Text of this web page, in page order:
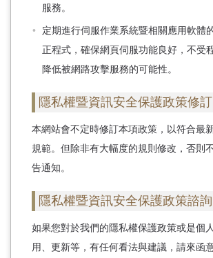
服務。
定期進行伺服作業系統暨相關應用軟體
正程式，確保網頁伺服功能良好，不受
降低被網路攻擊服務的可能性。
隱私權暨資訊安全保護政策修訂
本網站會不定時修訂本項政策，以符合最
規範。但除非有大幅度的規則修改，否則
告通知。
隱私權暨資訊安全保護政策諮詢
如果您對於我們的隱私權保護政策或是個
用、更新等，有任何看法與建議，請來函